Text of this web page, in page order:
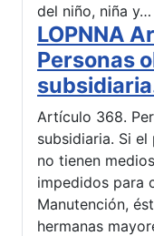
del niño, niña y…
LOPNNA
Personas
Artículo 368.
subsidiaria. Si
no tienen
impedidos para
Manutención,
hermanas